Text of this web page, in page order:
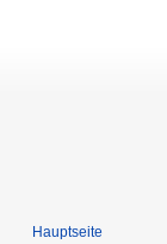
Hauptseite